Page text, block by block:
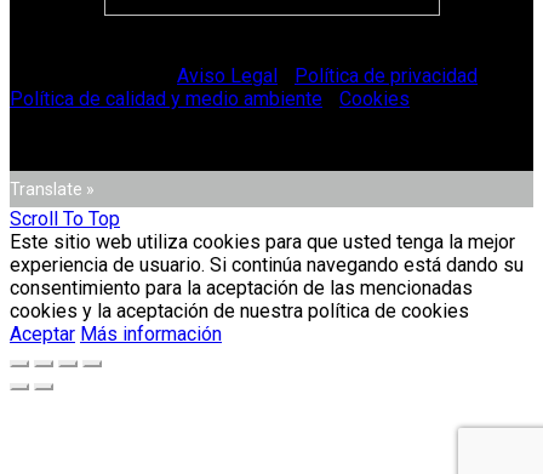
Aviso Legal Política de privacidad
Política de calidad y medio ambiente
Cookies
Translate »
Scroll To Top
Este sitio web utiliza cookies para que usted tenga la mejor
experiencia de usuario. Si continúa navegando está dando su
consentimiento para la aceptación de las mencionadas
cookies y la aceptación de nuestra política de cookies
Aceptar Más información